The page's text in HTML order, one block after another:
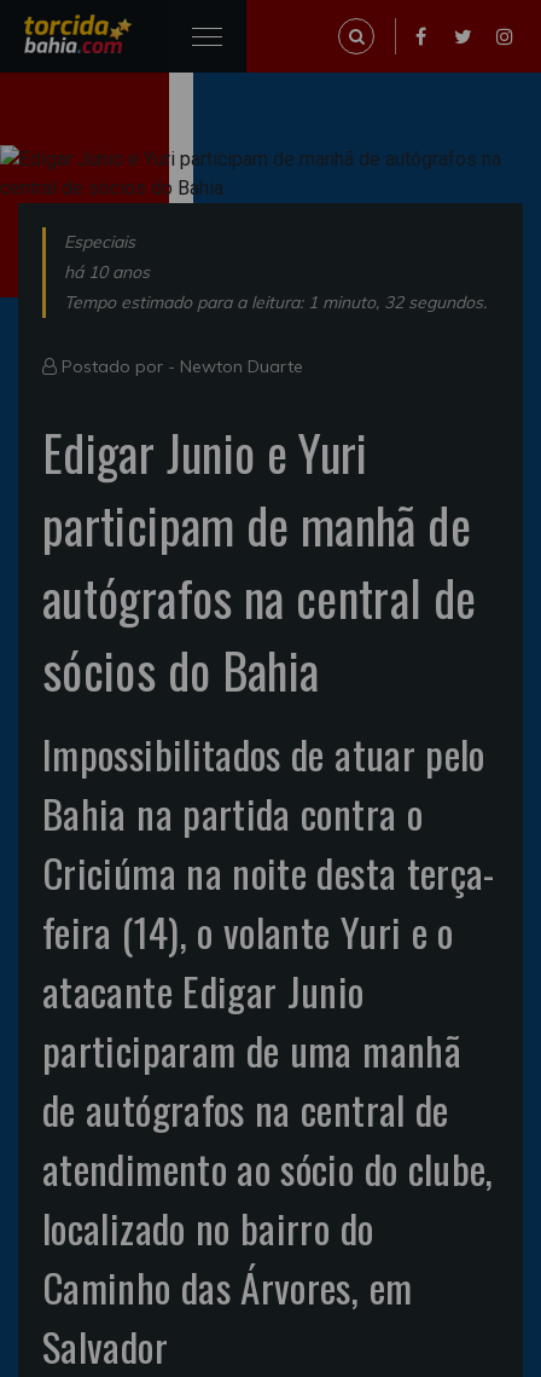
Especiais
há 10 anos
Tempo estimado para a leitura: 1 minuto, 32 segundos.
Postado por - Newton Duarte
Edigar Junio e Yuri
participam de manhã de
autógrafos na central de
sócios do Bahia
Impossibilitados de atuar pelo
Bahia na partida contra o
Criciúma na noite desta terça-
feira (14), o volante Yuri e o
atacante Edigar Junio
participaram de uma manhã
de autógrafos na central de
atendimento ao sócio do clube,
localizado no bairro do
Caminho das Árvores, em
Salvador